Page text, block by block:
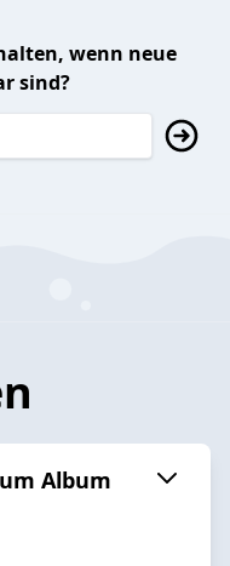
wenn neue
sind?
Album